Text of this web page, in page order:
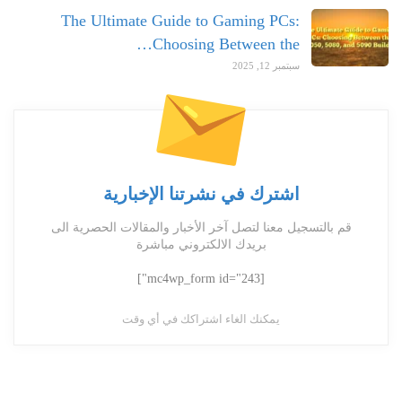
The Ultimate Guide to Gaming PCs:
Choosing Between the…
سبتمبر 12, 2025
اشترك في نشرتنا الإخبارية
قم بالتسجيل معنا لتصل آخر الأخبار والمقالات الحصرية الى
بريدك الالكتروني مباشرة
[mc4wp_form id="243"]
يمكنك الغاء اشتراكك في أي وقت